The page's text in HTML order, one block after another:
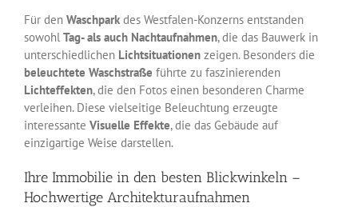
Für den Waschparkdes Westfalen-Konzerns entstanden
sowohl Tag- als auch Nachtaufnahmen, die das Bauwerk in
unterschiedlichen Lichtsituationenzeigen. Besonders die
beleuchtete Waschstraße führte zu faszinierenden
Lichteffekten, die den Fotos einen besonderen Charme
verleihen. Diese vielseitige Beleuchtung erzeugte
interessante Visuelle Effekte, die das Gebäude auf
einzigartige Weise darstellen.
Ihre Immobilie in den besten Blickwinkeln –
Hochwertige Architekturaufnahmen